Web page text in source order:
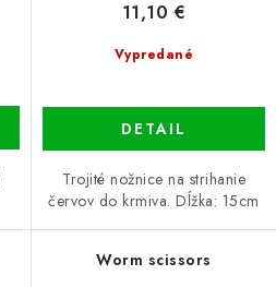
Vypredané
11,10 €
DETAIL
Trojité nožnice na strihanie
červov do krmiva. Dĺžka: 15cm
Worm scissors